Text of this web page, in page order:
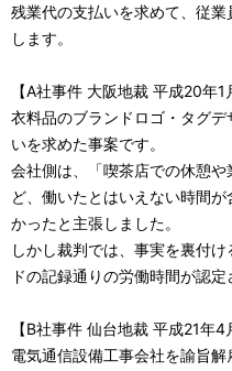
残業代の支払いを求めて、従
します。
【A社事件 大阪地裁 平成20年1
衣料品のブランドロゴ・タグ
いを求めた事案です。
会社側は、「喫茶店での休憩
ど、働いたとはいえない時間
かったと主張しました。
しかし裁判では、事実を裏付
ドの記録通りの労働時間が認定
【B社事件 仙台地裁 平成21年4
電気通信設備工事会社を諭旨